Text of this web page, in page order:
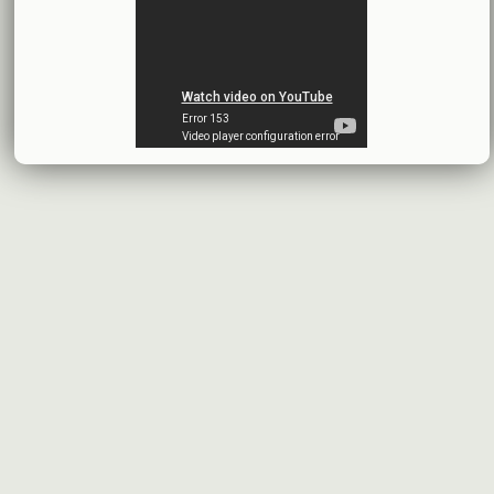
دعوة اجتماع هيئة عامة غير عادية
المصرف الدولي للتجارة والتمويل
2026-07-08